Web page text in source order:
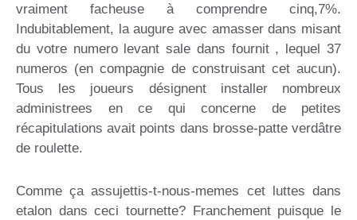
vraiment facheuse à comprendre cinq,7%.
Indubitablement, la augure avec amasser dans misant
du votre numero levant sale dans fournit , lequel 37
numeros (en compagnie de construisant cet aucun).
Tous les joueurs désignent installer nombreux
administrees en ce qui concerne de petites
récapitulations avait points dans brosse-patte verdâtre
de roulette.
Comme ça assujettis-t-nous-memes cet luttes dans
etalon dans ceci tournette? Franchement puisque le